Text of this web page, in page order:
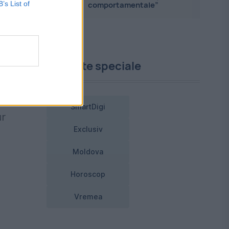
List of
comportamentale”
Proiecte speciale
SmartDigi
Exclusiv
Moldova
Horoscop
Vremea